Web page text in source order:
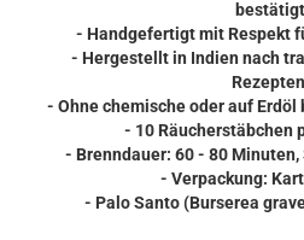
bestätigt
- Handgefertigt mit Respekt
- Hergestellt in Indien nach
- Ohne chemische oder auf
- 10 Räucherstäbchen
- Brenndauer: 60 - 80
- Verpackung:
- Palo Santo (Burserea